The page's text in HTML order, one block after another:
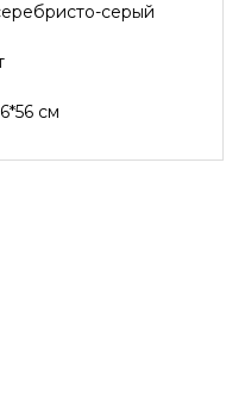
серый
см